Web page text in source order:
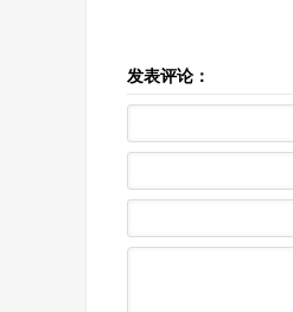
发表评论：